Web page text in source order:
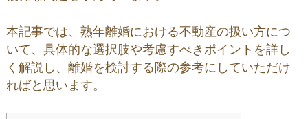
本記事では、熟年離婚における不動産の扱い方につ
いて、具体的な選択肢や考慮すべきポイントを詳し
く解説し、離婚を検討する際の参考にしていただけ
ればと思います。